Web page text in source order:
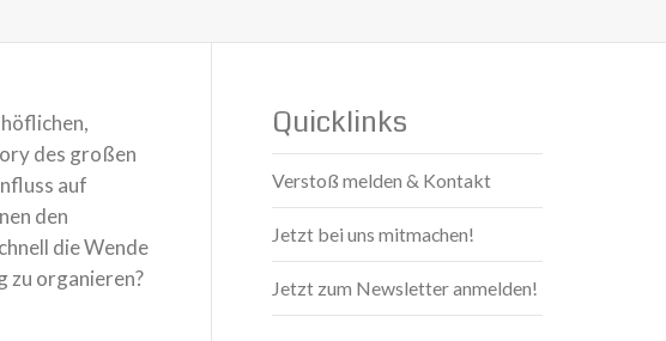
des großen
auf
den
die Wende
zu organieren?
Quicklinks
Verstoß melden & Kontakt
Jetzt bei uns mitmachen!
Jetzt zum Newsletter anmelden!